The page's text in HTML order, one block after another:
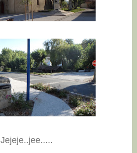
Jejeje..jee.....